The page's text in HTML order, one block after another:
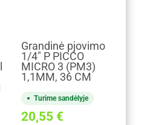
Grandinė pjovimo
1/4" P PICCO
MICRO 3 (PM3)
1,1MM, 36 CM
Turime sandėlyje
20,55 €